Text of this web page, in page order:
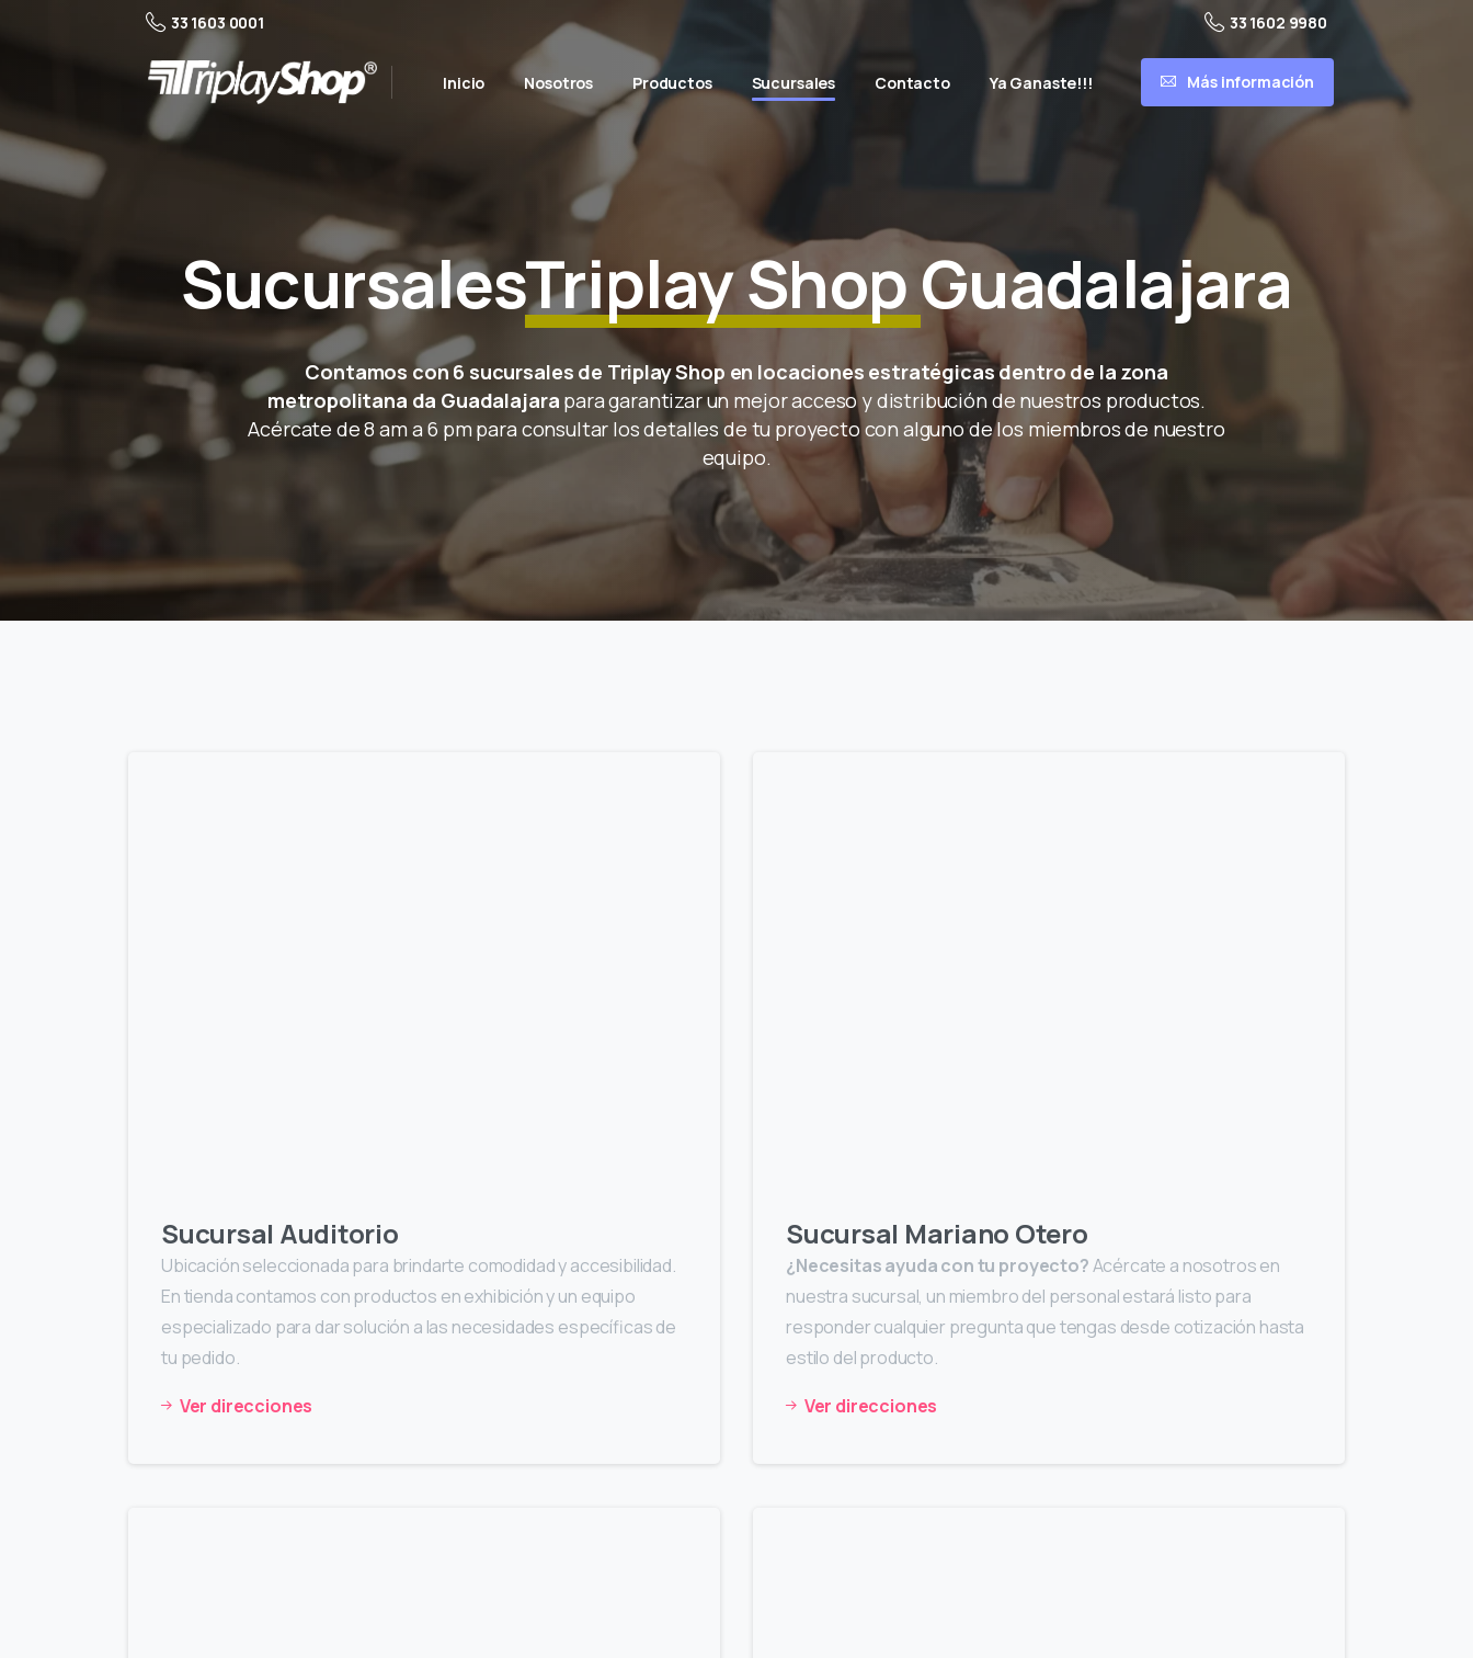
33 1603 0001 33 1602 9980
Inicio Nosotros Productos Sucursales Contacto Ya Ganaste!!! Más información
SucursalesTriplay ShopGuadalajara
Contamos con 6 sucursales de Triplay Shop en locaciones estratégicas dentro de la zona
metropolitana da Guadalajara para garantizar un mejor acceso y distribución de nuestros productos.
Acércate de 8 am a 6 pm para consultar los detalles de tu proyecto con alguno de los miembros de nuestro
equipo.
Sucursal Auditorio
Ubicación seleccionada para brindarte comodidad y accesibilidad.
En tienda contamos con productos en exhibición y un equipo
especializado para dar solución a las necesidades específicas de
tu pedido.
Ver direcciones
Sucursal Mariano Otero
¿Necesitas ayuda con tu proyecto?Acércate a nosotros en
nuestra sucursal, un miembro del personal estará listo para
responder cualquier pregunta que tengas desde cotización hasta
estilo del producto.
Ver direcciones